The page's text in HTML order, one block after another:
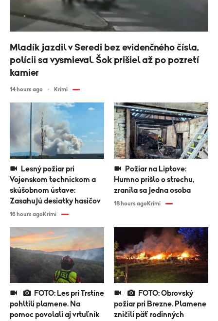
Mladík jazdil v Seredi bez evidenčného čísla,
polícii sa vysmieval. Šok prišiel až po pozretí
kamier
14 hours ago Krimi
Vojenskom technickom a
skúšobnom ústave:
Zasahujú desiatky hasičov
16 hours agoKrimi
Humno prišlo o strechu,
zranila sa jedna osoba
18 hours agoKrimi
pohltili plamene. Na
pomoc povolali aj vrtuľník
požiar pri Brezne. Plamene
zničili päť rodinných